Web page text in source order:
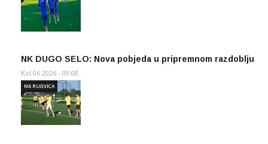
NK DUGO SELO: Nova pobjeda u pripremnom razdoblju
Kol 06 2026 - 09:08
NK RUGVICA